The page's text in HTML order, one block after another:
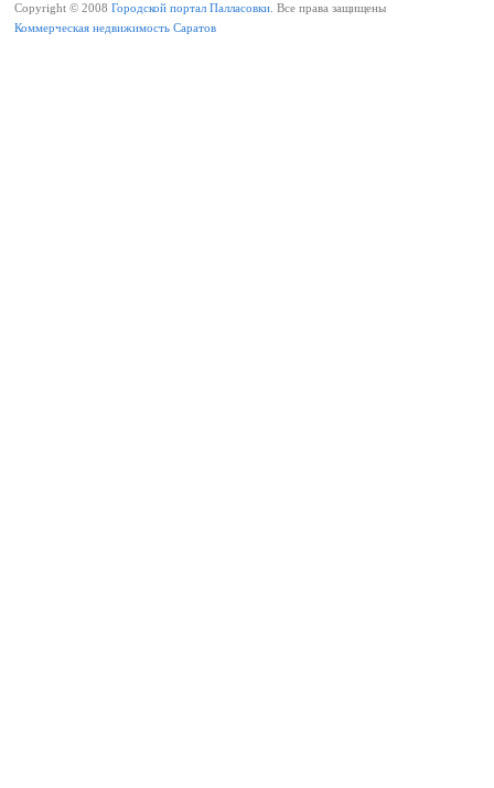
Copyright © 2008 Городской портал Палласовки. Все права защищены
Коммерческая недвижимость Саратов